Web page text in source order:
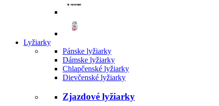
Lyžiarky
Pánske lyžiarky
Dámske lyžiarky
Chlapčenské lyžiarky
Dievčenské lyžiarky
Zjazdové lyžiarky